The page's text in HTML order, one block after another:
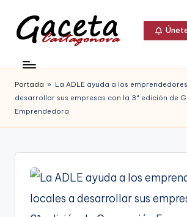
Saltar
contenido
c
e
a
Gaceta
Cartagonova,
La
informa
Portada » La ADLE ayuda a los
desarrollar sus empresas con la 3ª edición de
Emprendedora